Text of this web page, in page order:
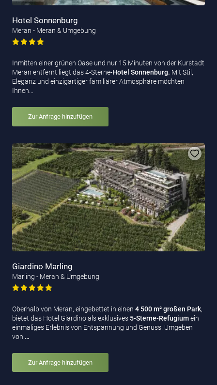
Hotel Sonnenburg
Meran - Meran & Umgebung
Inmitten einer grünen Oase und nur 15 Minuten von der Kurstadt
Meran entfernt liegt das 4-Sterne-Hotel Sonnenburg. Mit Stil,
Eleganz und einzigartiger familiärer Atmosphäre möchten
Ihnen…
Zur Anfrage hinzufügen
Giardino Marling
Marling - Meran & Umgebung
Oberhalb von Meran, eingebettet in einen 4 500 m² großen Park,
bietet das Hotel Giardino als exklusives 5-Sterne-Refugiumein
einmaliges Erlebnis von Entspannung und Genuss. Umgeben
von …
Zur Anfrage hinzufügen